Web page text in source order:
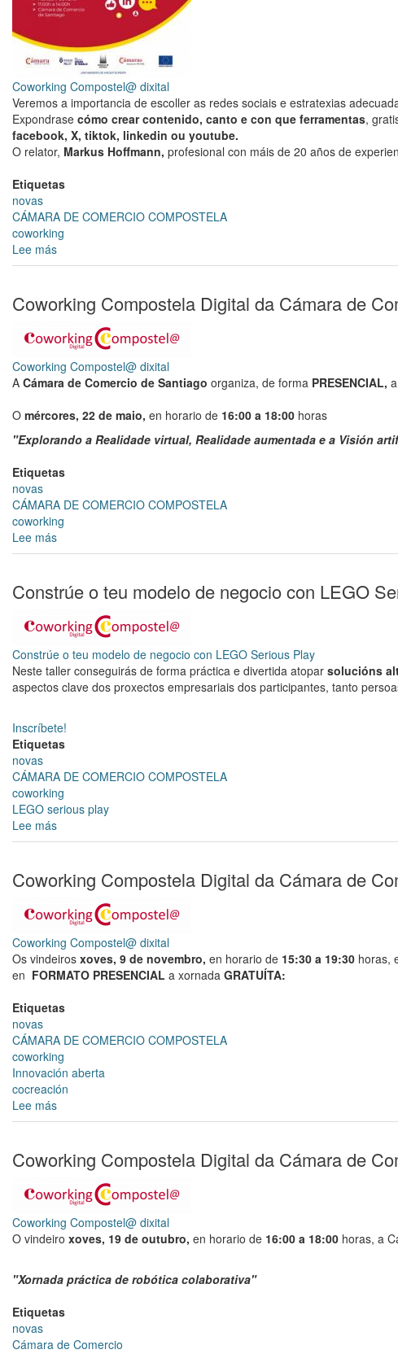
Coworking Compostel@ dixital
Veremos a importancia de escoller as redes sociais e estratexias
Expondrase cómo crear contenido, canto e con que ferramentas,
facebook, X, tiktok, linkedin ou youtube.
O relator, Markus Hoffmann, profesional con máis de 20 años de
Etiquetas
novas
CÁMARA DE COMERCIO COMPOSTELA
coworking
Lee más
Coworking
Digital
da
Cámara
de
Comercio
de
Coworking Compostela Digital da Cámara de
Coworking Compostel@ dixital
A Cámara de Comercio de Santiago organiza, de forma PRESENCIAL,
O mércores, 22 de maio, en horario de 16:00 a 18:00 horas
"Explorando a Realidade virtual, Realidade aumentada e a Visión
Etiquetas
novas
CÁMARA DE COMERCIO COMPOSTELA
coworking
Lee más
Coworking
Digital
da
Cámara
de
Comercio
de
Santiago
Constrúe o teu modelo de negocio con LEGO
Constrúe o teu modelo de negocio con LEGO Serious Play
Neste taller conseguirás de forma práctica e divertida atopar solucións
aspectos clave dos proxectos empresariais dos participantes, tanto
Inscríbete!
Etiquetas
novas
CÁMARA DE COMERCIO COMPOSTELA
coworking
LEGO serious play
Lee más
Constrúe
teu
modelo
de
negocio
con
LEGO
Serious
Coworking Compostela Digital da Cámara de
Coworking Compostel@ dixital
Os vindeiros xoves, 9 de novembro, en horario de 15:30 a 19:30 horas,
en FORMATO PRESENCIAL a xornada GRATUÍTA:
Etiquetas
novas
CÁMARA DE COMERCIO COMPOSTELA
coworking
Innovación aberta
cocreación
Lee más
Coworking
Digital
da
Cámara
de
Comercio
de
Coworking Compostela Digital da Cámara de
Coworking Compostel@ dixital
O vindeiro xoves, 19 de outubro, en horario de 16:00 a 18:00 horas, a
"Xornada práctica de robótica colaborativa"
Etiquetas
novas
Cámara de Comercio